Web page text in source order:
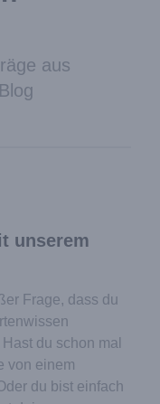
aus
unserem
Frage, dass du
du schon mal
von einem
du bist einfach